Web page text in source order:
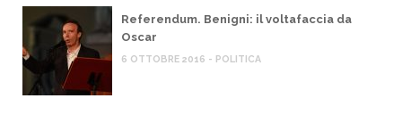
Referendum. Benigni: il voltafaccia da
Oscar
6 OTTOBRE 2016 - POLITICA